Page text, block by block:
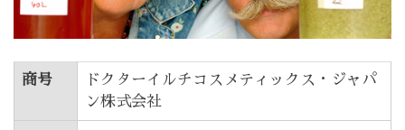
商号
ドクターイルチコスメティックス・ジャパ
ン株式会社